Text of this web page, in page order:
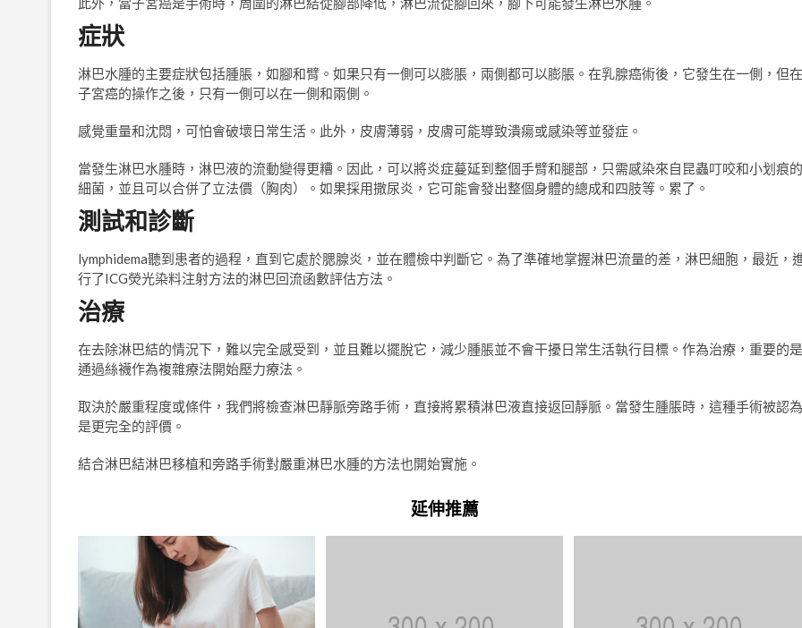
症狀
淋巴水腫的主要症狀包括腫脹，如腳和臂。如果只有一側可以膨脹，兩側都可以膨脹。在乳腺癌術後，它發生在一側，但在
子宮癌的操作之後，只有一側可以在一側和兩側。
感覺重量和沈悶，可怕會破壞日常生活。此外，皮膚薄弱，皮膚可能導致潰瘍或感染等並發症。
當發生淋巴水腫時，淋巴液的流動變得更糟。因此，可以將炎症蔓延到整個手臂和腿部，只需感染來自昆蟲叮咬和小划痕的
細菌，並且可以合併了立法價（胸肉）。如果採用撒尿炎，它可能會發出整個身體的總成和四肢等。累了。
測試和診斷
lymphidema聽到患者的過程，直到它處於腮腺炎，並在體檢中判斷它。為了準確地掌握淋巴流量的差，淋巴細胞，最近，
行了ICG熒光染料注射方法的淋巴回流函數評估方法。
治療
在去除淋巴結的情況下，難以完全感受到，並且難以擺脫它，減少腫脹並不會干擾日常生活執行目標。作為治療，重要的是
通過絲襪作為複雜療法開始壓力療法。
取決於嚴重程度或條件，我們將檢查淋巴靜脈旁路手術，直接將累積淋巴液直接返回靜脈。當發生腫脹時，這種手術被認為
是更完全的評價。
結合淋巴結淋巴移植和旁路手術對嚴重淋巴水腫的方法也開始實施。
延伸推薦